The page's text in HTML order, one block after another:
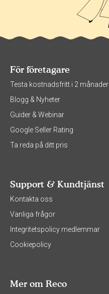
För företagare
Testa kostnadsfritt i 2 månader
Blogg & Nyheter
Guider & Webinar
Google Seller Rating
Ta reda på ditt pris
Support & Kundtjänst
Kontakta oss
Vanliga frågor
Integritetspolicy medlemmar
Cookiepolicy
Mer om Reco